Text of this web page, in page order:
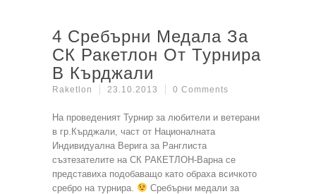
4 Сребърни Медала За
СК Ракетлон От Турнира
В Кърджали
Raketlon 23.10.2013 0 Comments
На проведеният Турнир за любители и ветерани
в гр.Кърджали, част от Националната
Индивидуална Верига за Ранглиста
съзтезателите на СК РАКЕТЛОН-Варна се
представиха подобаващо като обраха всичкото
сребро на турнира.
Сребърни медали за